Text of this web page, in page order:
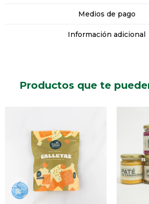
Medios de pago
Información adicional
Productos que te